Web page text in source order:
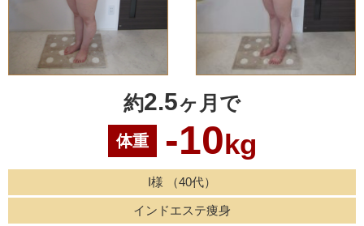
約2.5ヶ月で
体重 -10kg
I様 （40代）
インドエステ痩身